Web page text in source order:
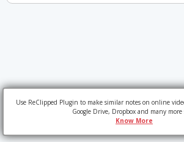
Use ReClipped Plugin to make similar notes on online
Google Drive, Dropbox and many more
Know More